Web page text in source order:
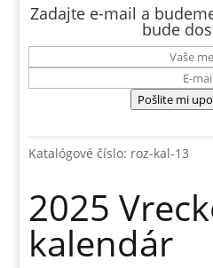
Zadajte e-mail a
bude
Pošlite mi
Katalógové číslo: roz-kal-13
2025
kalendár